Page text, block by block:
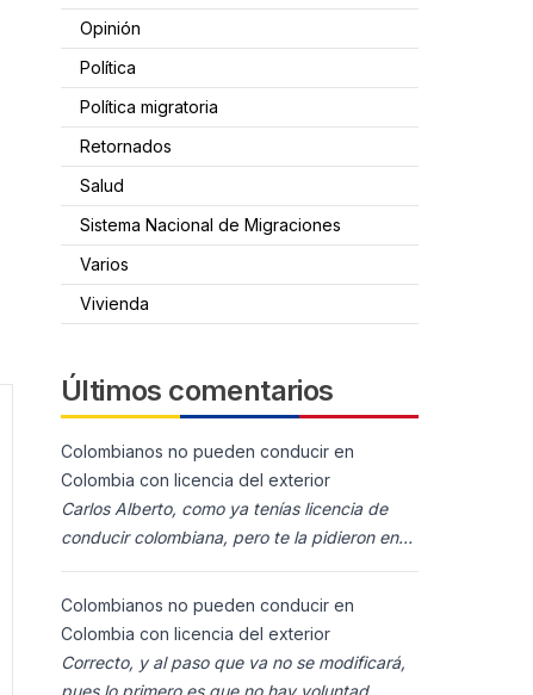
Opinión
Política
Política migratoria
Retornados
Salud
Sistema Nacional de Migraciones
Varios
Vivienda
Últimos comentarios
Colombianos no pueden conducir en
Colombia con licencia del exterior
Carlos Alberto, como ya tenías licencia de
conducir colombiana, pero te la pidieron en
Colombia (s
Colombianos no pueden conducir en
Colombia con licencia del exterior
Correcto, y al paso que va no se modificará,
pues lo primero es que no hay voluntad